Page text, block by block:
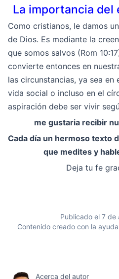
La importancia del
Como cristianos, le damos
de Dios. Es mediante la
que somos salvos (Rom
convierte entonces en
las circunstancias, ya sea en
vida social o incluso en el
aspiración debe ser vivir
me gustaria recibir
Cada día un hermoso texto
que medites y
Deja tu fe
Publicado el 7 de
Contenido creado con la
Acerca del autor